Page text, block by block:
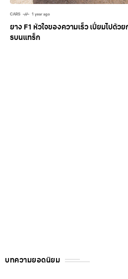
CARS 1 year ago
ยาง F1 หัวใจของความเร็ว เปี่ยมไปด้ว
รบนแทร็ก
บทความยอดนิยม